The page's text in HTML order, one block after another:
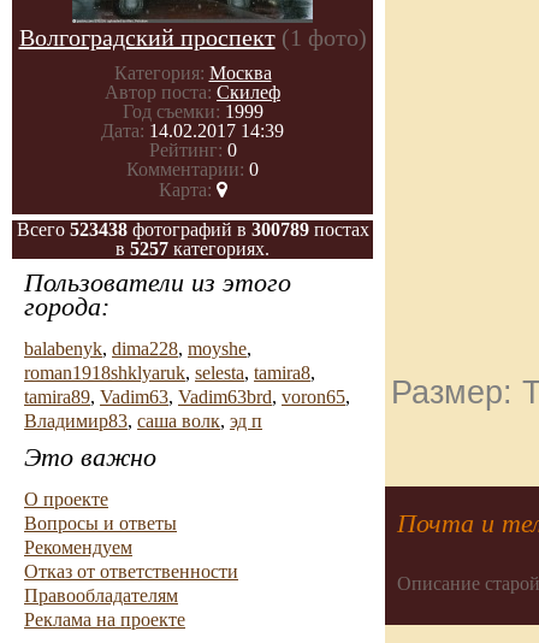
Волгоградский проспект (1 фото)
Категория: Москва
Автор поста: Скилеф
Год съемки: 1999
Дата: 14.02.2017 14:39
Рейтинг: 0
Комментарии: 0
Карта:
Всего 523438фотографий в 300789постах
в 5257 категориях.
Пользователи из этого
города:
balabenyk, dima228, moyshe,
roman1918shklyaruk, selesta, tamira8,
tamira89, Vadim63, Vadim63brd, voron65,
Владимир83, саша волк, эд п
Это важно
О проекте
Вопросы и ответы
Рекомендуем
Отказ от ответственности
Правообладателям
Реклама на проекте
Размер:
Почта и
Описание